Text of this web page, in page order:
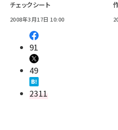
チェックシート
2008年3月17日 10:00
91
49
2311